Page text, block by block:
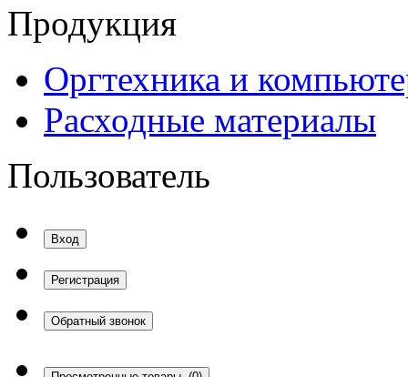
Продукция
Оргтехника и
Расходные материалы
Пользователь
Вход
Регистрация
Обратный звонок